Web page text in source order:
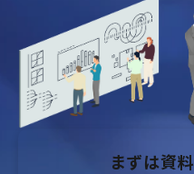
まずは資